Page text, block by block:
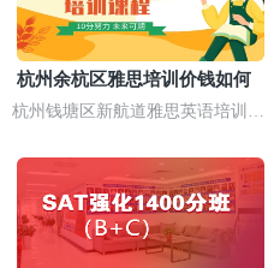
杭州余杭区雅思培训价钱如何
杭州钱塘区新航道雅思英语培训